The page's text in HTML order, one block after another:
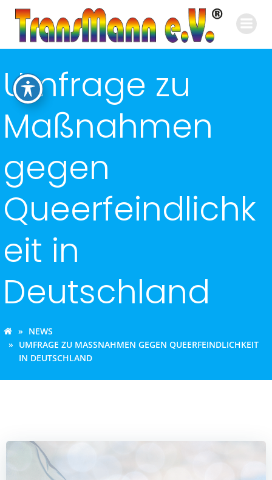
Inhalt
springen
Umfrage zu
Maßnahmen
gegen
Queerfeindlichk
eit in
Deutschland
NEWS
UMFRAGE ZU MASSNAHMEN GEGEN QUEERFEINDLICHKEIT I
N DEUTSCHLAND